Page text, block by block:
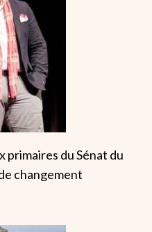
primaires du Sénat du
changement